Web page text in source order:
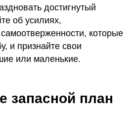
достигнутый
об усилиях,
которые
и признайте свои
или маленькие.
запасной план
язык
язык
заданий